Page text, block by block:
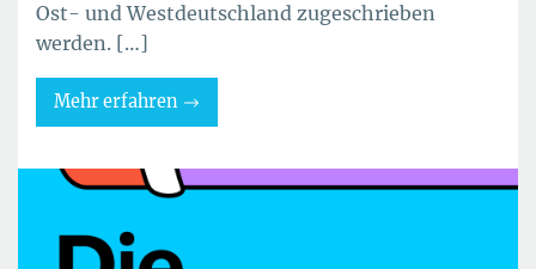
Ost- und Westdeutschland zugeschrieben
werden. […]
Mehr erfahren